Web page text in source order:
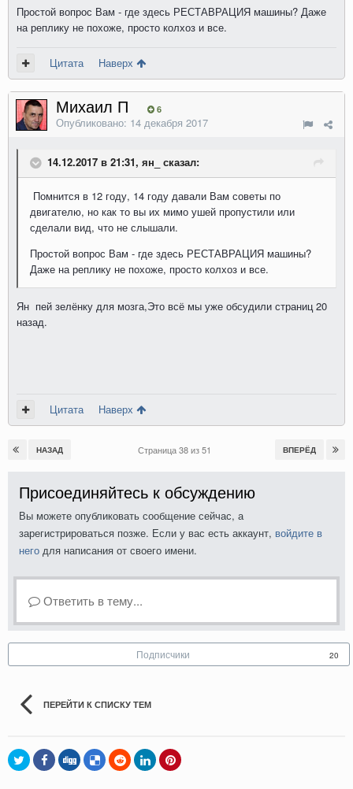
Простой вопрос Вам - где здесь РЕСТАВРАЦИЯ машины? Даже
на реплику не похоже, просто колхоз и все.
Цитата Наверх
Михаил П 6
Опубликовано: 14 декабря 2017
14.12.2017 в 21:31, ян_ сказал:
Помнится в 12 году, 14 году давали Вам советы по
двигателю, но как то вы их мимо ушей пропустили или
сделали вид, что не слышали.
Простой вопрос Вам - где здесь РЕСТАВРАЦИЯ машины?
Даже на реплику не похоже, просто колхоз и все.
Ян пей зелёнку для мозга,Это всё мы уже обсудили страниц 20
назад.
Цитата Наверх
НАЗАД ВПЕРЁД
Страница 38 из 51
Присоединяйтесь к обсуждению
Вы можете опубликовать сообщение сейчас, а
зарегистрироваться позже. Если у вас есть аккаунт, войдите в
него для написания от своего имени.
Ответить в тему...
Подписчики 20
ПЕРЕЙТИ К СПИСКУ ТЕМ